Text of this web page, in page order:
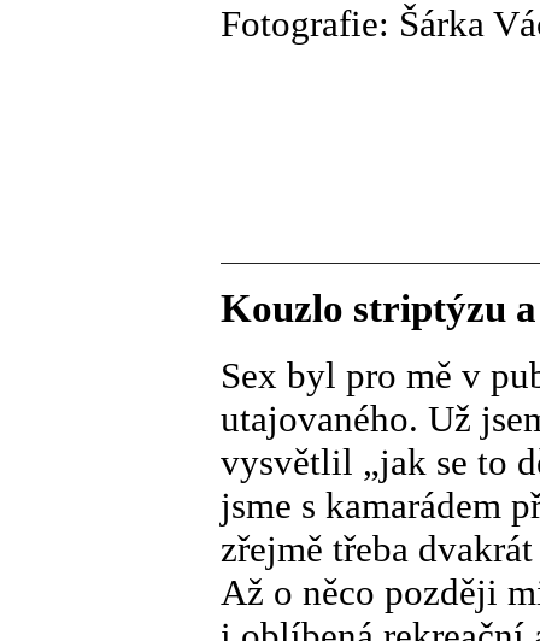
Fotografie: Šárka
Kouzlo striptýzu
Sex byl pro mě v
utajovaného. Už
vysvětlil „jak se to
jsme s kamarádem
zřejmě třeba
Až o něco později